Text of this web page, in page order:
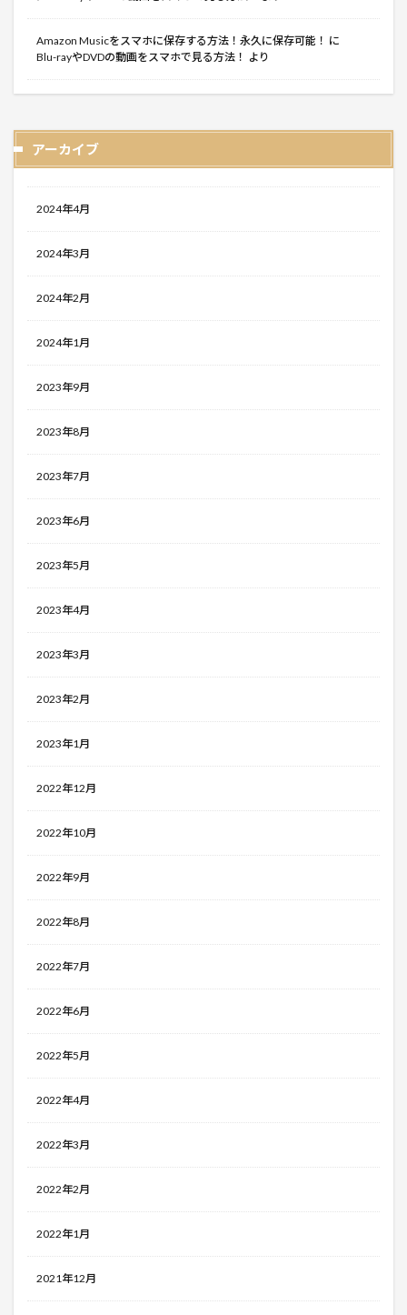
Amazon Musicをスマホに保存する方法！永久に保存可能！ に
Blu-rayやDVDの動画をスマホで見る方法！ より
アーカイブ
2024年4月
2024年3月
2024年2月
2024年1月
2023年9月
2023年8月
2023年7月
2023年6月
2023年5月
2023年4月
2023年3月
2023年2月
2023年1月
2022年12月
2022年10月
2022年9月
2022年8月
2022年7月
2022年6月
2022年5月
2022年4月
2022年3月
2022年2月
2022年1月
2021年12月